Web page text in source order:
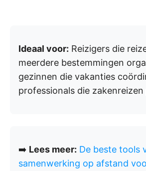
Ideaal voor: Reizigers die
meerdere bestemmingen
gezinnen die vakanties
professionals die zakenreizen
➡️ Lees meer: De beste tools
samenwerking op afstand